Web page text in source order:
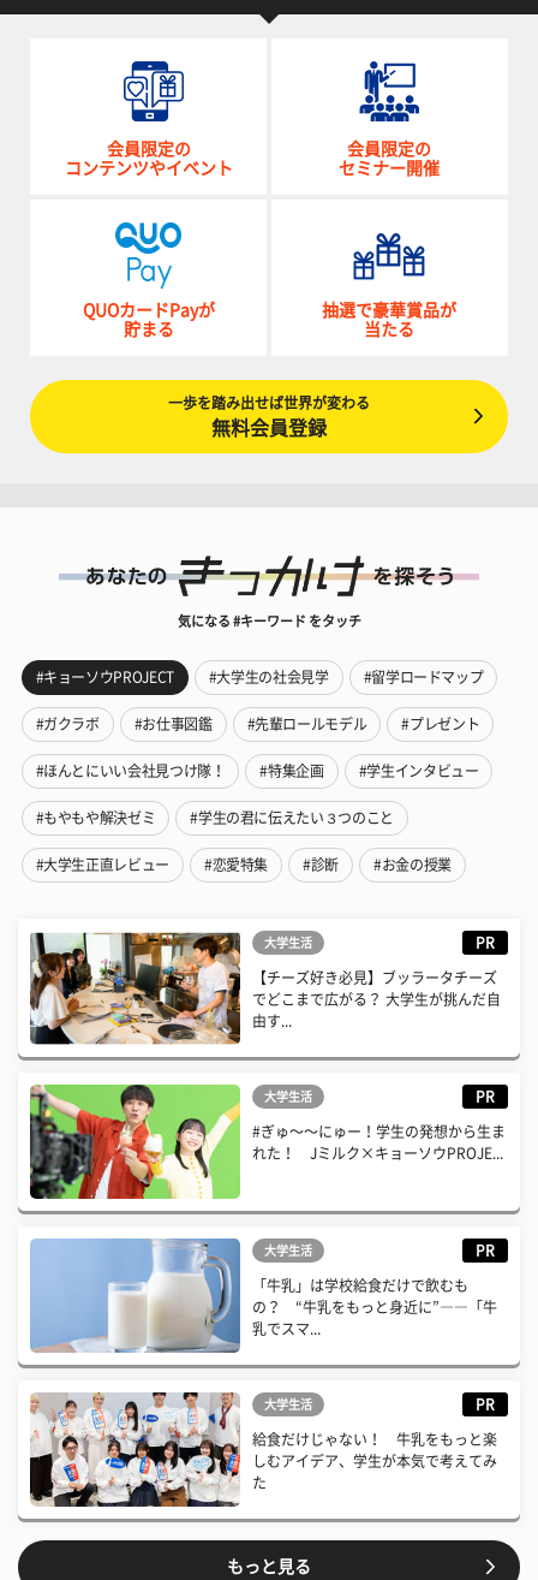
会員限定の
コンテンツやイベント
会員限定の
セミナー開催
QUOカードPayが
貯まる
抽選で豪華賞品が
当たる
一歩を踏み出せば世界が変わる
無料会員登録
気になる #キーワード をタッチ
#キョーソウPROJECT #大学生の社会見学 #留学ロードマップ
#ガクラボ #お仕事図鑑 #先輩ロールモデル #プレゼント
#ほんとにいい会社見つけ隊！ #特集企画 #学生インタビュー
#もやもや解決ゼミ #学生の君に伝えたい３つのこと
#大学生正直レビュー #恋愛特集 #診断 #お金の授業
大学生活 PR
【チーズ好き必見】ブッラータチーズ
でどこまで広がる？ 大学生が挑んだ自
由す...
大学生活 PR
#ぎゅ〜〜にゅー！学生の発想から生ま
れた！ Jミルク×キョーソウPROJE...
大学生活 PR
「牛乳」は学校給食だけで飲むも
の？ “牛乳をもっと身近に”――「牛
乳でスマ...
大学生活 PR
給食だけじゃない！ 牛乳をもっと楽
しむアイデア、学生が本気で考えてみ
た
もっと見る